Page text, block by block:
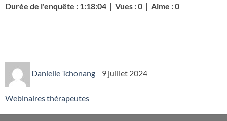
Durée de l'enquête : 1:18:04 | Vues : 0 | Aime : 0
Danielle Tchonang 9 juillet 2024
Webinaires thérapeutes